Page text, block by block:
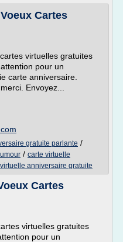
Cartes
virtuelles gratuites
pour un
carte anniversaire.
Envoyez...
gratuite parlante /
/ carte virtuelle
anniversaire gratuite
Cartes
virtuelles gratuites
pour un